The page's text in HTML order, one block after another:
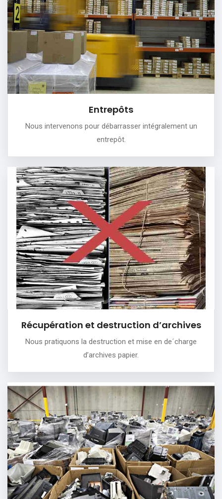
Entrepôts
Nous intervenons pour débarrasser intégralement un
entrepôt.
Nous intervenons pour débarrasser intégralement un
entrepôt.
Notre équipe professionnelle capable de:
-Effectuer un débarras soigné et propre
-Enlever des appareils très volumineux
...
PLUS DE DÉTAILS
Récupération et destruction d’archives
Nous pratiquons la destruction et mise en de´charge
d’archives papier.
Récupération et destruction d’archives
Nous pratiquons la destruction et mise en de´charge
d’archives papier.
PLUS DE DÉTAILS
Mobilier de bureau et matériel
informatique
Débarrasser vous de vos anciens meubles de bureau et
en racheter du neuf.
Renouveler votre matériel informatique.
PLUS DE DÉTAILS